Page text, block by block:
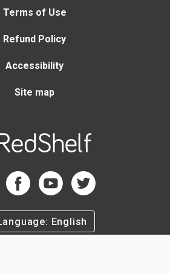
Terms of Use
Refund Policy
Accessibility
Site map
LinkedIn Page
RedShelf Facebook Page
RedShelf YouTube Page
RedShelf Twitter Page
English